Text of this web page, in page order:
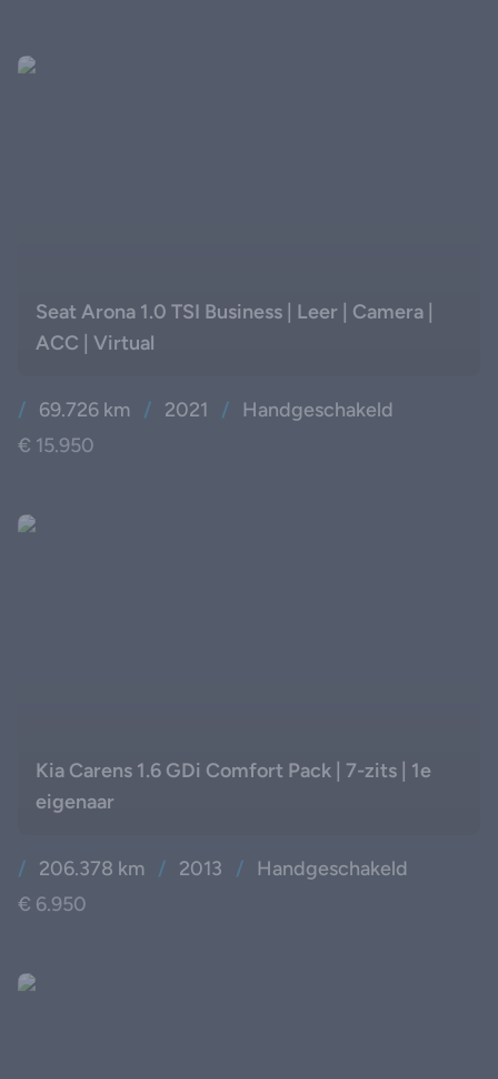
/ 69.726 km / 2021 / Handgeschakeld
€ 15.950
Seat Arona 1.0 TSI Business | Leer | Camera |
ACC | Virtual
/ 206.378 km / 2013 / Handgeschakeld
€ 6.950
Kia Carens 1.6 GDi Comfort Pack | 7-zits | 1e
eigenaar